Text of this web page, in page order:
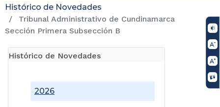
Histórico de Novedades
Tribunal Administrativo de Cundinamarca
Sección Primera Subsección B
Histórico de Novedades
2026